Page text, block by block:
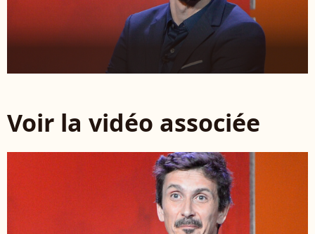
Voir la vidéo associée